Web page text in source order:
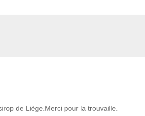
de Liège.Merci pour la trouvaille.